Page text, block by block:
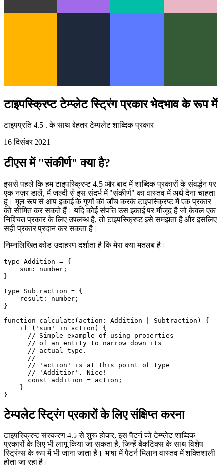
टाइपस्क्रिप्ट टेम्प्लेट स्ट्रिंग प्रकार भेदभाव के रूप में
टाइपप्रति 4.5 . के साथ बेहतर टेम्पलेट शाब्दिक प्रकार
16 दिसंबर 2021
टीएस में "संकीर्ण" क्या है?
इससे पहले कि हम टाइपस्क्रिप्ट 4.5 और बाद में शाब्दिक प्रकारों के संवर्द्धन पर
हूं। मूल रूप से आप इकाई के गुणों की जाँच करके टाइपस्क्रिप्ट में एक प्रकार
निश्चित प्रकार के लिए उपलब्ध है, तो टाइपस्क्रिप्ट इसे समझता है और इसलिए
सही प्रकार प्रदान कर सकता है।
निम्नलिखित कोड उदाहरण दर्शाता है कि मेरा क्या मतलब है।
type Addition = {
}
type Subtraction = {
    result: number;
function calculate(action: Addition | Subtraction) {
    if ('sum' in action) {
      // Simple example of using properties
      // of an entity to narrow down its
      // actual type.
      // 'action' is at this point of type
      // 'Addition'. Nice!
      const addition = action;
    }
टेम्पलेट स्ट्रिंग प्रकारों के लिए संक्षिप्त करना